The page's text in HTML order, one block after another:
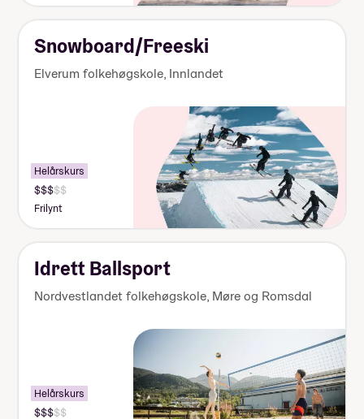
170
000
Snowboard/Freeski
Elverum folkehøgskole, Innlandet
Helårskurs
Pris:
140
155
000
Frilynt
Idrett Ballsport
Nordvestlandet folkehøgskole, Møre og Romsdal
Helårskurs
Pris: